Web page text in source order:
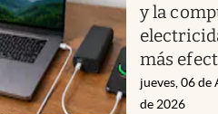
y la
más
jueves, 06 de
de 2026